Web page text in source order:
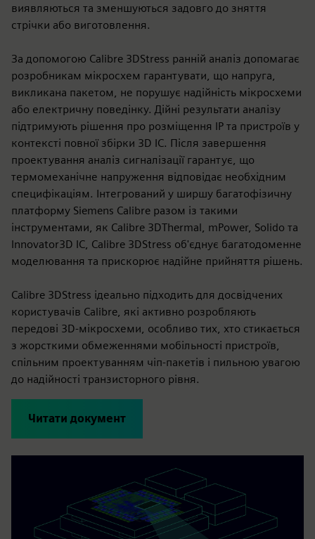
виявляються та зменшуються задовго до зняття
стрічки або виготовлення.
За допомогою Calibre 3DStress ранній аналіз допомагає
розробникам мікросхем гарантувати, що напруга,
викликана пакетом, не порушує надійність мікросхеми
або електричну поведінку. Дійні результати аналізу
підтримують рішення про розміщення IP та пристроїв у
контексті повної збірки 3D IC. Після завершення
проектування аналіз сигналізації гарантує, що
термомеханічне напруження відповідає необхідним
специфікаціям. Інтегрований у ширшу багатофізичну
платформу Siemens Calibre разом із такими
інструментами, як Calibre 3DThermal, mPower, Solido та
Innovator3D IC, Calibre 3DStress об'єднує багатодоменне
моделювання та прискорює надійне прийняття рішень.
Calibre 3DStress ідеально підходить для досвідчених
користувачів Calibre, які активно розробляють
передові 3D-мікросхеми, особливо тих, хто стикається
з жорсткими обмеженнями мобільності пристроїв,
спільним проектуванням чіп-пакетів і пильною увагою
до надійності транзисторного рівня.
Читати документ